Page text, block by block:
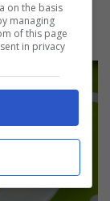
i vostri
on the basis
managing
of this page
in privacy